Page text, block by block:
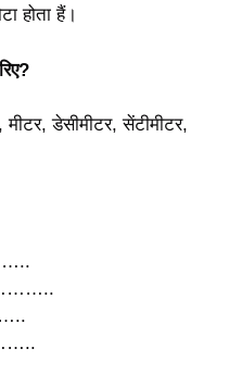
होता हैं।
मीटर, डेसीमीटर, सेंटीमीटर,